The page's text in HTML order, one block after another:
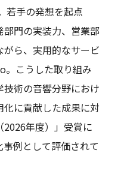
若手の発想を起点
部門の実装力、営業部
ら、実用的なサービ
。こうした取り組み
術の音響分野におけ
に貢献した成果に対
2026年度）」受賞に
例として評価されて